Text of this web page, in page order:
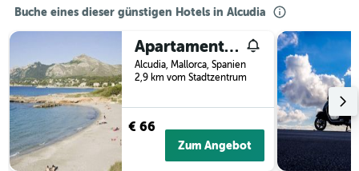
Buche eines dieser günstigen Hotels in Alcudia
Apartamentos Siesta I
Alcudia, Mallorca, Spanien
2,9 km vom Stadtzentrum
€ 66
Zum Angebot